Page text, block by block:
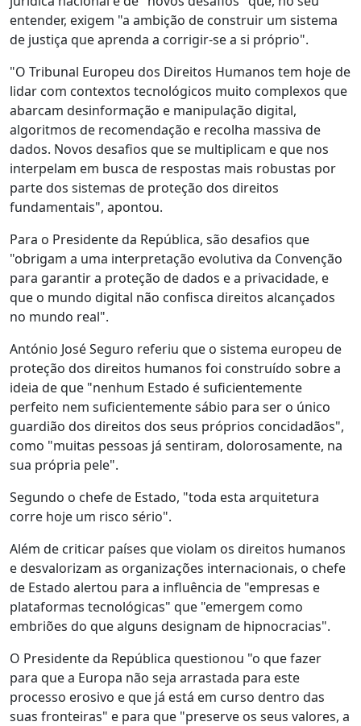
entender, exigem "a ambição de construir um sistema
de justiça que aprenda a corrigir-se a si próprio".
"O Tribunal Europeu dos Direitos Humanos tem hoje de
lidar com contextos tecnológicos muito complexos que
abarcam desinformação e manipulação digital,
algoritmos de recomendação e recolha massiva de
dados. Novos desafios que se multiplicam e que nos
interpelam em busca de respostas mais robustas por
parte dos sistemas de proteção dos direitos
fundamentais", apontou.
Para o Presidente da República, são desafios que
"obrigam a uma interpretação evolutiva da Convenção
para garantir a proteção de dados e a privacidade, e
que o mundo digital não confisca direitos alcançados
no mundo real".
António José Seguro referiu que o sistema europeu de
proteção dos direitos humanos foi construído sobre a
ideia de que "nenhum Estado é suficientemente
perfeito nem suficientemente sábio para ser o único
guardião dos direitos dos seus próprios concidadãos",
como "muitas pessoas já sentiram, dolorosamente, na
sua própria pele".
Segundo o chefe de Estado, "toda esta arquitetura
corre hoje um risco sério".
Além de criticar países que violam os direitos humanos
e desvalorizam as organizações internacionais, o chefe
de Estado alertou para a influência de "empresas e
plataformas tecnológicas" que "emergem como
embriões do que alguns designam de hipnocracias".
O Presidente da República questionou "o que fazer
para que a Europa não seja arrastada para este
processo erosivo e que já está em curso dentro das
suas fronteiras" e para que "preserve os seus valores, a